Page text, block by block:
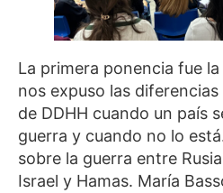
La primera ponencia fue
nos expuso las
de DDHH cuando un país
guerra y cuando no lo
sobre la guerra entre
Israel y Hamas. María